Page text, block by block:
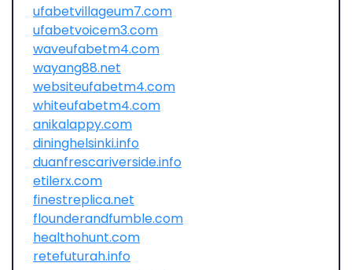
ufabetvillageum7.com
ufabetvoicem3.com
waveufabetm4.com
wayang88.net
websiteufabetm4.com
whiteufabetm4.com
anikalappy.com
dininghelsinki.info
duanfrescariverside.info
etilerx.com
finestreplica.net
flounderandfumble.com
healthohunt.com
retefuturah.info